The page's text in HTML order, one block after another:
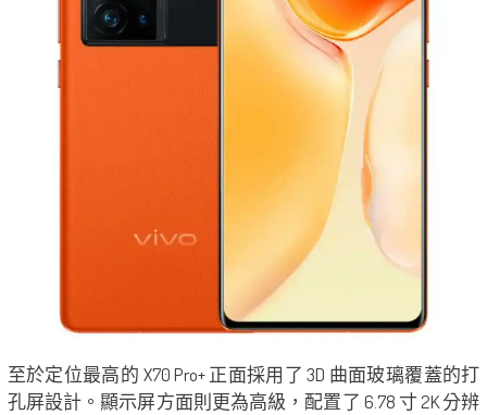
至於定位最高的 X70 Pro+ 正面採用了 3D 曲面玻璃覆蓋的打
孔屏設計。顯示屏方面則更為高級，配置了 6.78 寸 2K 分辨